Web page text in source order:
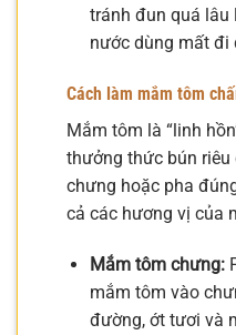
tránh đun quá lâu
nước dùng mất đi
Cách làm mắm tôm
Mắm tôm là “linh
thưởng thức bún
chưng hoặc pha
cả các hương vị của
Mắm tôm chưng:
mắm tôm vào
đường, ớt tươi và